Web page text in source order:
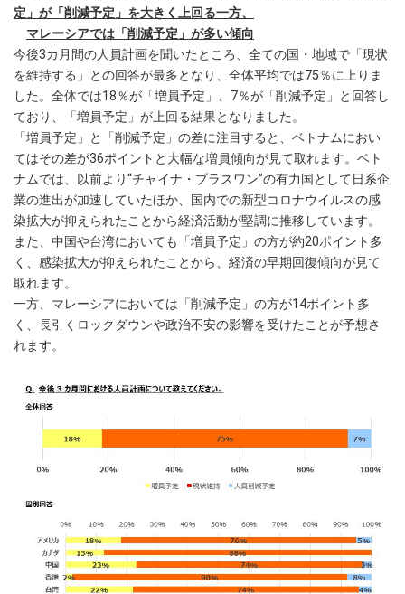
定」が「削減予定」を大きく上回る一方、
マレーシアでは「削減予定」が多い傾向
今後3カ月間の人員計画を聞いたところ、全ての国・地域で「現状
を維持する」との回答が最多となり、全体平均では75％に上りま
した。全体では18％が「増員予定」、7％が「削減予定」と回答し
ており、「増員予定」が上回る結果となりました。
「増員予定」と「削減予定」の差に注目すると、ベトナムにおい
てはその差が36ポイントと大幅な増員傾向が見て取れます。ベト
ナムでは、以前より“チャイナ・プラスワン”の有力国として日系企
業の進出が加速していたほか、国内での新型コロナウイルスの感
染拡大が抑えられたことから経済活動が堅調に推移しています。
また、中国や台湾においても「増員予定」の方が約20ポイント多
く、感染拡大が抑えられたことから、経済の早期回復傾向が見て
取れます。
一方、マレーシアにおいては「削減予定」の方が14ポイント多
く、長引くロックダウンや政治不安の影響を受けたことが予想さ
れます。